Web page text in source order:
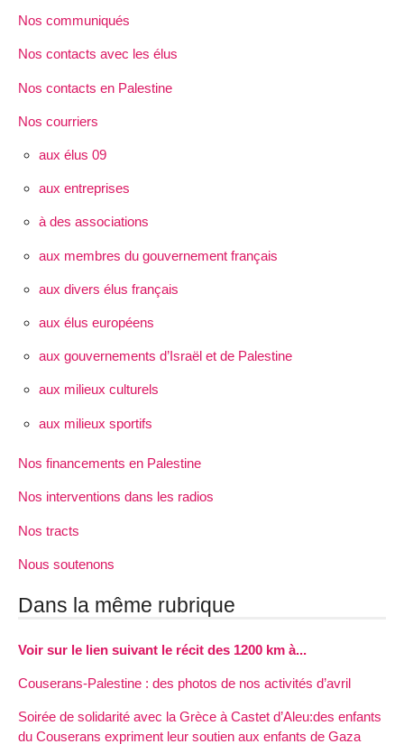
Nos communiqués
Nos contacts avec les élus
Nos contacts en Palestine
Nos courriers
aux élus 09
aux entreprises
à des associations
aux membres du gouvernement français
aux divers élus français
aux élus européens
aux gouvernements d’Israël et de Palestine
aux milieux culturels
aux milieux sportifs
Nos financements en Palestine
Nos interventions dans les radios
Nos tracts
Nous soutenons
Dans la même rubrique
Voir sur le lien suivant le récit des 1200 km à...
Couserans-Palestine : des photos de nos activités d’avril
Soirée de solidarité avec la Grèce à Castet d’Aleu:des enfants
du Couserans expriment leur soutien aux enfants de Gaza